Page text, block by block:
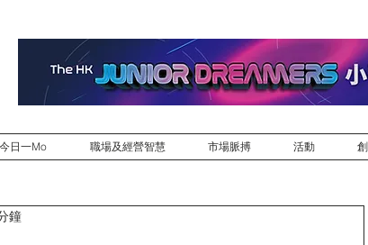
今日一Mo 職場及經營智慧 市場脈搏 活動
鐘